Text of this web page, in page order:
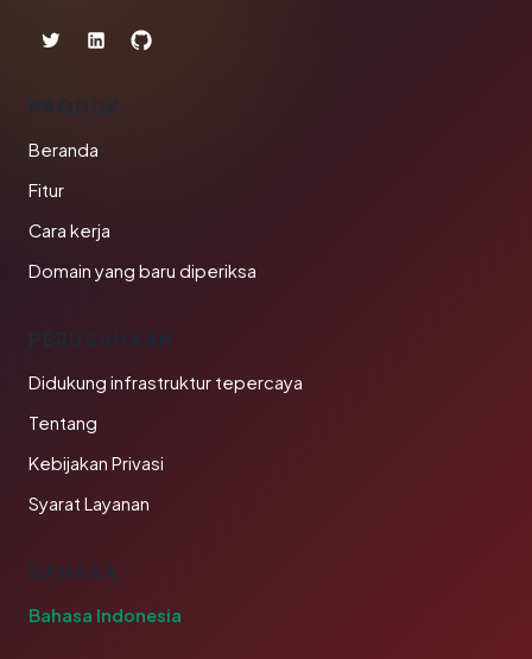
PRODUK
Beranda
Fitur
Cara kerja
Domain yang baru diperiksa
PERUSAHAAN
Didukung infrastruktur tepercaya
Tentang
Kebijakan Privasi
Syarat Layanan
BAHASA
Bahasa Indonesia